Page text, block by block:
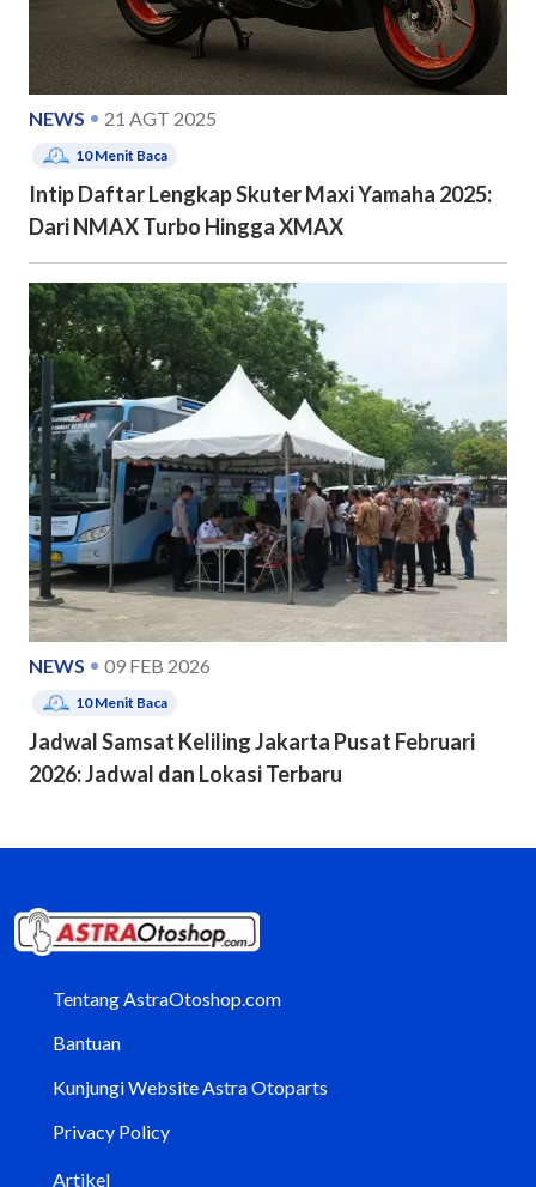
NEWS 21 AGT 2025
10Menit Baca
Intip Daftar Lengkap Skuter Maxi Yamaha 2025:
Dari NMAX Turbo Hingga XMAX
NEWS 09 FEB 2026
10Menit Baca
Jadwal Samsat Keliling Jakarta Pusat Februari
2026: Jadwal dan Lokasi Terbaru
Tentang AstraOtoshop.com
Bantuan
Kunjungi Website Astra Otoparts
Privacy Policy
Artikel